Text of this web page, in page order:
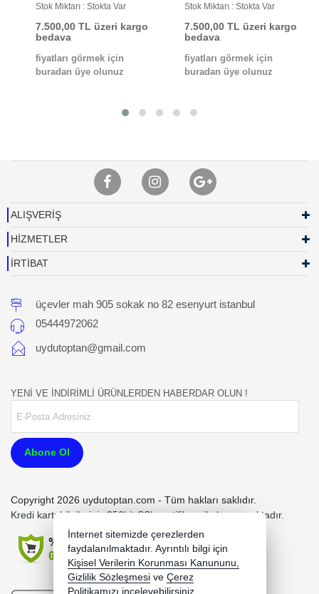
Stok Miktarı : Stokta Var
7.500,00 TL üzeri kargo
bedava
fiyatları görmek için
buradan üye olunuz
Stok Miktarı : Stokta Var
7.500,00 TL üzeri kargo
bedava
fiyatları görmek için
buradan üye olunuz
ALIŞVERİŞ
HİZMETLER
İRTİBAT
üçevler mah 905 sokak no 82 esenyurt istanbul
05444972062
uydutoptan@gmail.com
YENİ VE İNDİRİMLİ ÜRÜNLERDEN HABERDAR OLUN !
Abone Ol
Copyright 2026 uydutoptan.com - Tüm hakları saklıdır.
Kredi kartı bilgileriniz 256bit SSL sertifikası ile korunmaktadır.
İnternet sitemizde çerezlerden
faydalanılmaktadır. Ayrıntılı bilgi için
Kişisel Verilerin Korunması Kanununu,
Gizlilik Sözleşmesi ve Çerez
Politikamızı inceleyebilirsiniz.